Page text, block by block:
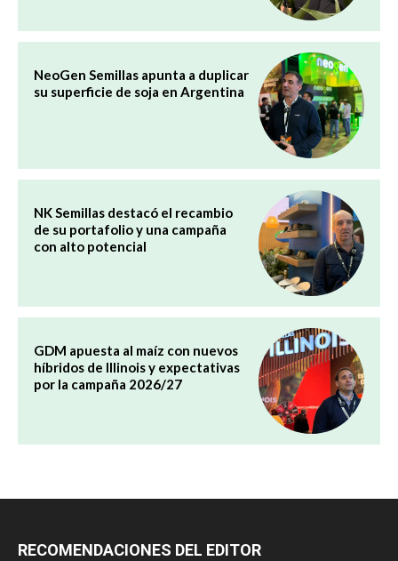
NeoGen Semillas apunta a duplicar
su superficie de soja en Argentina
NK Semillas destacó el recambio
de su portafolio y una campaña
con alto potencial
GDM apuesta al maíz con nuevos
híbridos de Illinois y expectativas
por la campaña 2026/27
RECOMENDACIONES DEL EDITOR